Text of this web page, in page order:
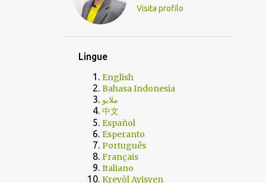
Visita profilo
Lingue
English
Bahasa Indonesia
ملايو
中文
Español
Esperanto
Português
Français
Italiano
Kreyòl Ayisyen